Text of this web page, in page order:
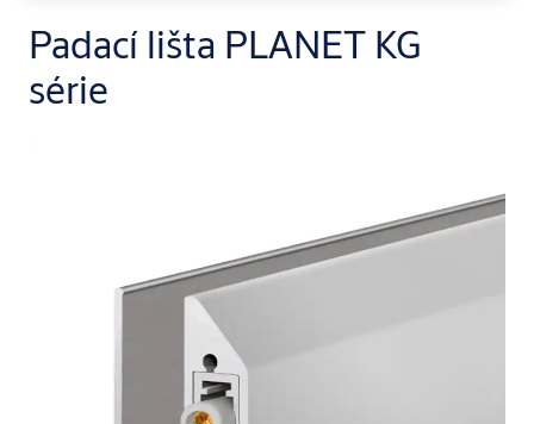
Padací lišta PLANET KG
série